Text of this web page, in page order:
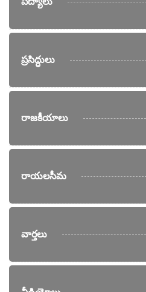
ప్రసిద్ధులు
రాజకీయాలు
రాయలసీమ
వార్తలు